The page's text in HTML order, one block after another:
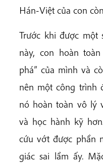
Hán-Việt của con
Trước khi được một
này, con hoàn
phá” của mình và
nên một công trình
nó hoàn toàn vô lý
và học hành kỹ
cứu vớt được phần
giác sai lầm ấy.